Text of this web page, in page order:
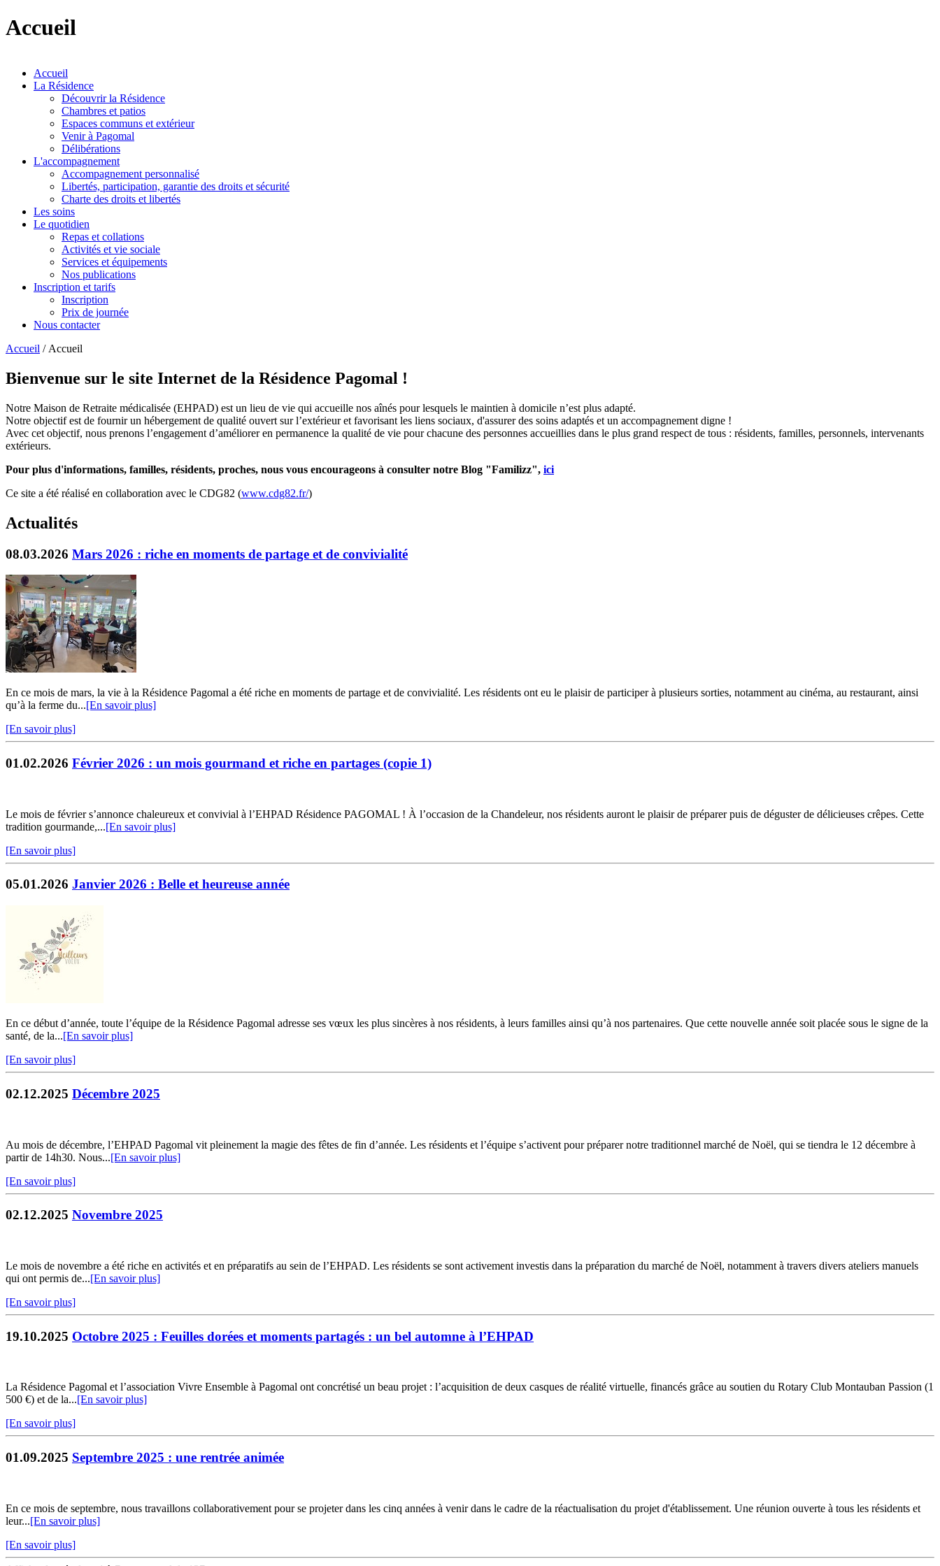
Accueil
Accueil
La Résidence
Découvrir la Résidence
Chambres et patios
Espaces communs et extérieur
Venir à Pagomal
Délibérations
L'accompagnement
Accompagnement personnalisé
Libertés, participation, garantie des droits et sécurité
Charte des droits et libertés
Les soins
Le quotidien
Repas et collations
Activités et vie sociale
Services et équipements
Nos publications
Inscription et tarifs
Inscription
Prix de journée
Nous contacter
Accueil / Accueil
Bienvenue sur le site Internet de la Résidence Pagomal !
Notre Maison de Retraite médicalisée (EHPAD) est un lieu de vie qui accueille nos aînés pour lesquels le maintien à domicile n’est plus adapté.
Notre objectif est de fournir un hébergement de qualité ouvert sur l’extérieur et favorisant les liens sociaux, d'assurer des soins adaptés et un accompagnement digne !
Avec cet objectif, nous prenons l’engagement d’améliorer en permanence la qualité de vie pour chacune des personnes accueillies dans le plus grand respect de tous : résidents, familles, personnels, intervenants
extérieurs.
Pour plus d'informations, familles, résidents, proches, nous vous encourageons à consulter notre Blog "Familizz", ici
Ce site a été réalisé en collaboration avec le CDG82 (www.cdg82.fr/)
Actualités
08.03.2026 Mars 2026 : riche en moments de partage et de convivialité
En ce mois de mars, la vie à la Résidence Pagomal a été riche en moments de partage et de convivialité. Les résidents ont eu le plaisir de participer à plusieurs sorties, notamment au cinéma, au restaurant, ainsi
qu’à la ferme du...[En savoir plus]
[En savoir plus]
01.02.2026 Février 2026 : un mois gourmand et riche en partages (copie 1)
Le mois de février s’annonce chaleureux et convivial à l’EHPAD Résidence PAGOMAL ! À l’occasion de la Chandeleur, nos résidents auront le plaisir de préparer puis de déguster de délicieuses crêpes. Cette
tradition gourmande,...[En savoir plus]
[En savoir plus]
05.01.2026 Janvier 2026 : Belle et heureuse année
En ce début d’année, toute l’équipe de la Résidence Pagomal adresse ses vœux les plus sincères à nos résidents, à leurs familles ainsi qu’à nos partenaires. Que cette nouvelle année soit placée sous le signe de la
santé, de la...[En savoir plus]
[En savoir plus]
02.12.2025 Décembre 2025
Au mois de décembre, l’EHPAD Pagomal vit pleinement la magie des fêtes de fin d’année. Les résidents et l’équipe s’activent pour préparer notre traditionnel marché de Noël, qui se tiendra le 12 décembre à
partir de 14h30. Nous...[En savoir plus]
[En savoir plus]
02.12.2025 Novembre 2025
Le mois de novembre a été riche en activités et en préparatifs au sein de l’EHPAD. Les résidents se sont activement investis dans la préparation du marché de Noël, notamment à travers divers ateliers manuels
qui ont permis de...[En savoir plus]
[En savoir plus]
19.10.2025 Octobre 2025 : Feuilles dorées et moments partagés : un bel automne à l’EHPAD
La Résidence Pagomal et l’association Vivre Ensemble à Pagomal ont concrétisé un beau projet : l’acquisition de deux casques de réalité virtuelle, financés grâce au soutien du Rotary Club Montauban Passion (1
500 €) et de la...[En savoir plus]
[En savoir plus]
01.09.2025 Septembre 2025 : une rentrée animée
En ce mois de septembre, nous travaillons collaborativement pour se projeter dans les cinq années à venir dans le cadre de la réactualisation du projet d'établissement. Une réunion ouverte à tous les résidents et
leur...[En savoir plus]
[En savoir plus]